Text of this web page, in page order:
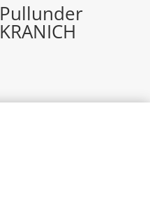
Pullunder
KRANICH